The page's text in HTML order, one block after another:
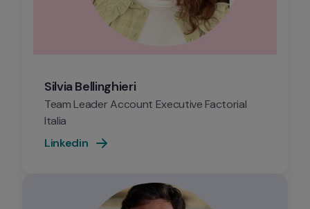
Silvia Bellinghieri
Team Leader Account Executive Factorial
Italia
Linkedin